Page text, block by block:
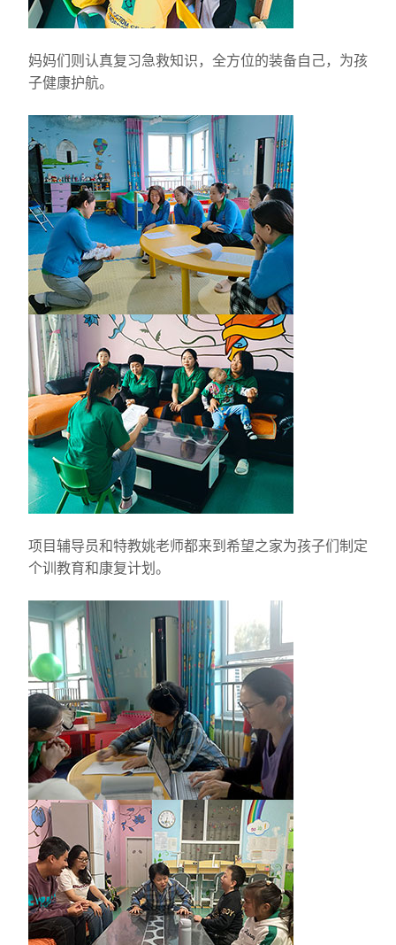
妈妈们则认真复习急救知识，全方位的装备自己，为孩
子健康护航。
项目辅导员和特教姚老师都来到希望之家为孩子们制定
个训教育和康复计划。